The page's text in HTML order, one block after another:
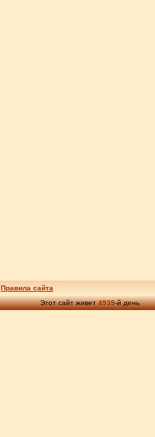
Правила сайта
Этот сайт живет4939-й день